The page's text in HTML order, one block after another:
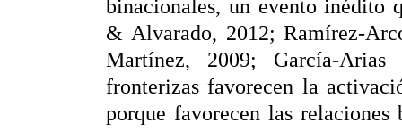
binacionales, un evento inédito
& Alvarado, 2012; Ramírez-
Martínez, 2009; García-
fronterizas favorecen la
porque favorecen las relaciones